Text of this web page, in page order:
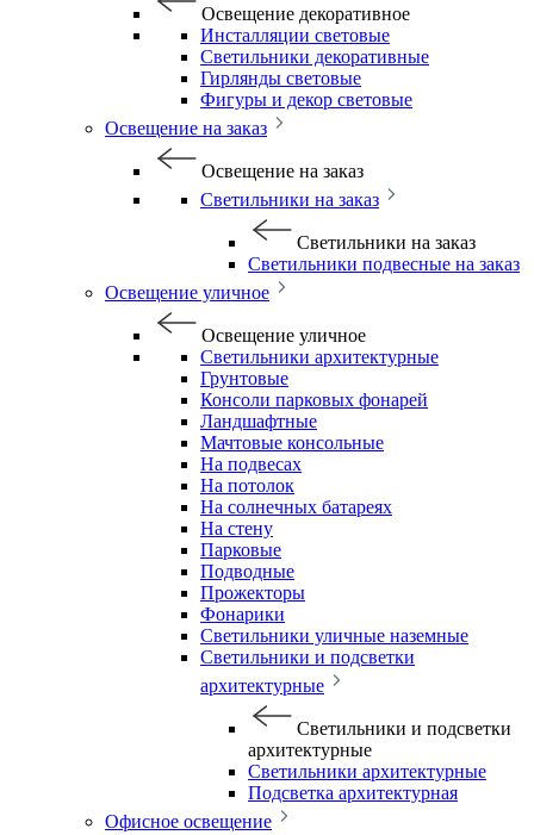
Освещение декоративное
Инсталляции световые
Светильники декоративные
Гирлянды световые
Фигуры и декор световые
Освещение на заказ
Освещение на заказ
Светильники на заказ
Светильники на заказ
Светильники подвесные на заказ
Освещение уличное
Освещение уличное
Светильники архитектурные
Грунтовые
Консоли парковых фонарей
Ландшафтные
Мачтовые консольные
На подвесах
На потолок
На солнечных батареях
На стену
Парковые
Подводные
Прожекторы
Фонарики
Светильники уличные наземные
Светильники и подсветки
архитектурные
Светильники и подсветки
архитектурные
Светильники архитектурные
Подсветка архитектурная
Офисное освещение